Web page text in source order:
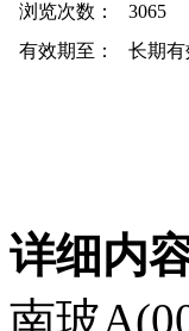
浏览次数： 3065
有效期至：
长期有
详细内
南玻